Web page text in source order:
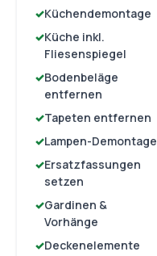
Küchendemontage
Küche inkl.
Fliesenspiegel
Bodenbeläge
entfernen
Tapeten entfernen
Lampen-Demontage
Ersatzfassungen
setzen
Gardinen &
Vorhänge
Deckenelemente